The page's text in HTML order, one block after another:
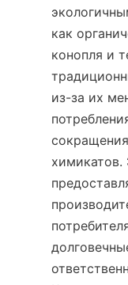
как
конопля и
из-за их
химикатов.